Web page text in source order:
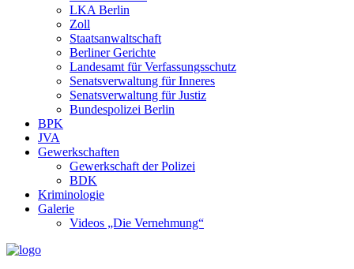
LKA Berlin
Zoll
Staatsanwaltschaft
Berliner Gerichte
Landesamt für Verfassungsschutz
Senatsverwaltung für Inneres
Senatsverwaltung für Justiz
Bundespolizei Berlin
BPK
JVA
Gewerkschaften
Gewerkschaft der Polizei
BDK
Kriminologie
Galerie
Videos „Die Vernehmung“